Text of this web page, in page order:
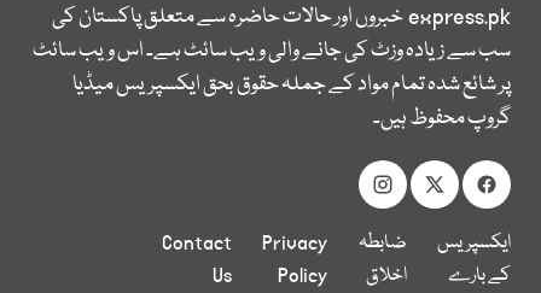
express.pkخبروں اور حالات حاضرہ سے متعلق پاکستان کی
سب سے زیادہ وزٹ کی جانے والی ویب سائٹ ہے۔ اس ویب سائٹ
پر شائع شدہ تمام مواد کے جملہ حقوق بحق ایکسپریس میڈیا
گروپ محفوظ ہیں۔
ایکسپریس
کے بارے
ضابطہ
اخلاق
Privacy
Policy
Contact
Us